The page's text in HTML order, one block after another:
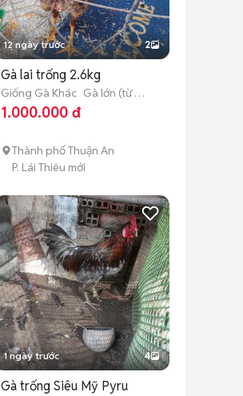
12 ngày trước 2
Gà lai trống 2.6kg
Giống Gà Khác Gà lớn (từ 3
tháng tuổi)
1.000.000 đ
Thành phố Thuận An
P. Lái Thiêu mới
1 ngày trước 4
Gà trống Siêu Mỹ Pyru